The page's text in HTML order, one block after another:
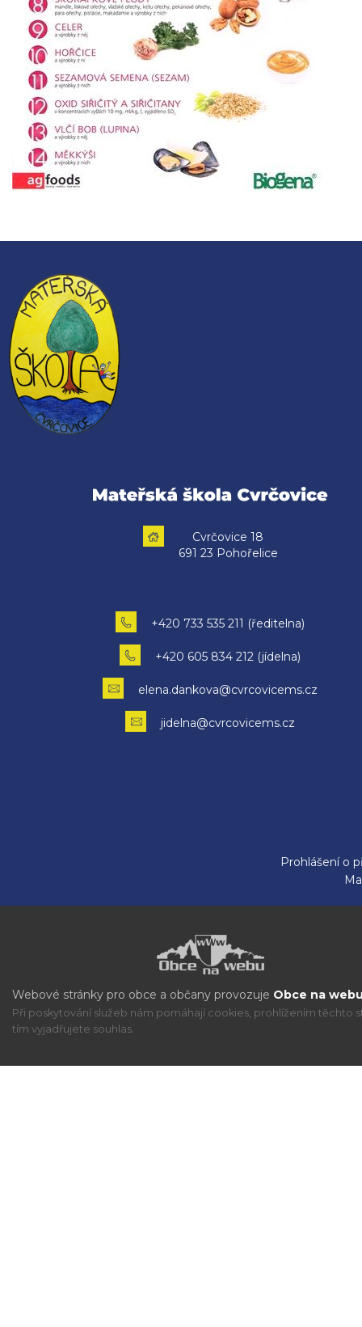
Cvrčovice 18
691 23 Pohořelice
+420 733 535 211 (ředitelna)
+420 605 834 212 (jídelna)
elena.dankova@cvrcovicems.cz
jidelna@cvrcovicems.cz
Prohlášení o
Webové stránky pro obce a občany provozuje Obce na
Při poskytování služeb nám pomáhají cookies, prohlížením těchto
tím vyjadřujete souhlas.